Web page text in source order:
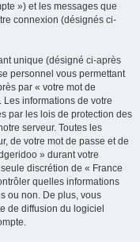
») et les messages que
connexion (désignés ci-
unique (désigné ci-après
personnel vous permettant
par « votre mot de
informations de votre
par les lois de protection des
serveur. Toutes les
de votre mot de passe et de
» durant votre
discrétion de « France
quelles informations
ou non. De plus, vous
de diffusion du logiciel